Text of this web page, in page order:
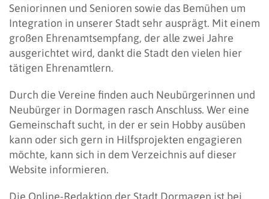
Seniorinnen und Senioren sowie das Bemühen um
Integration in unserer Stadt sehr ausprägt. Mit einem
großen Ehrenamtsempfang, der alle zwei Jahre
ausgerichtet wird, dankt die Stadt den vielen hier
tätigen Ehrenamtlern.
Durch die Vereine finden auch Neubürgerinnen und
Neubürger in Dormagen rasch Anschluss. Wer eine
Gemeinschaft sucht, in der er sein Hobby ausüben
kann oder sich gern in Hilfsprojekten engagieren
möchte, kann sich in dem Verzeichnis auf dieser
Website informieren.
Die Online-Redaktion der Stadt Dormagen ist bei